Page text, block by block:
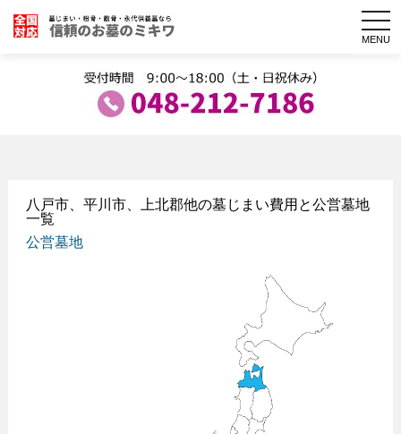
MENU
八戸市、平川市、上北郡他の墓じまい費用と公営墓地
一覧
公営墓地